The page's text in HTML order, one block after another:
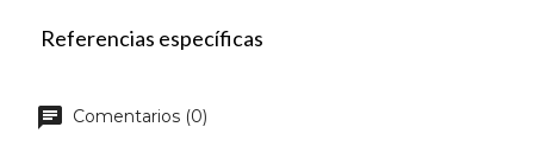
Referencias específicas
Comentarios (0)